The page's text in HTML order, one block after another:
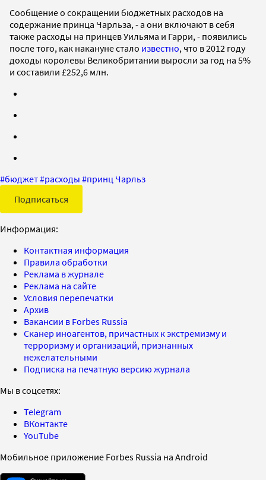
Сообщение о сокращении бюджетных расходов на
содержание принца Чарльза, - а они включают в себя
также расходы на принцев Уильяма и Гарри, - появились
после того, как накануне стало известно, что в 2012 году
доходы королевы Великобритании выросли за год на 5%
и составили £252,6 млн.
#бюджет#расходы #принц Чарльз
Подписаться
Информация:
Контактная информация
Правила обработки
Реклама в журнале
Реклама на сайте
Условия перепечатки
Архив
Вакансии в Forbes Russia
Сканер иноагентов, причастных к экстремизму и
терроризму и организаций, признанных
нежелательными
Подписка на печатную версию журнала
Мы в соцсетях:
Telegram
ВКонтакте
YouTube
Мобильное приложение Forbes Russia на Android